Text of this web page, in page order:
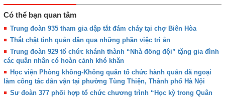
Có thể bạn quan tâm
Trung đoàn 935 tham gia dập tắt đám cháy tại chợ Biên Hòa
Thắt chặt tình quân dân qua những phần việc tri ân
Trung đoàn 929 tổ chức khánh thành “Nhà đồng đội” tặng gia đình
các quân nhân có hoàn cảnh khó khăn
Học viện Phòng không-Không quân tổ chức hành quân dã ngoại
làm công tác dân vận tại phường Tùng Thiện, Thành phố Hà Nội
Sư đoàn 377 phối hợp tổ chức chương trình “Học kỳ trong Quân